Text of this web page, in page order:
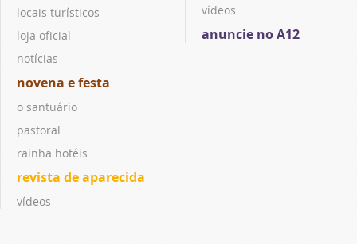
locais turísticos
loja oficial
notícias
novena e festa
o santuário
pastoral
rainha hotéis
revista de aparecida
vídeos
vídeos
anuncie no A12